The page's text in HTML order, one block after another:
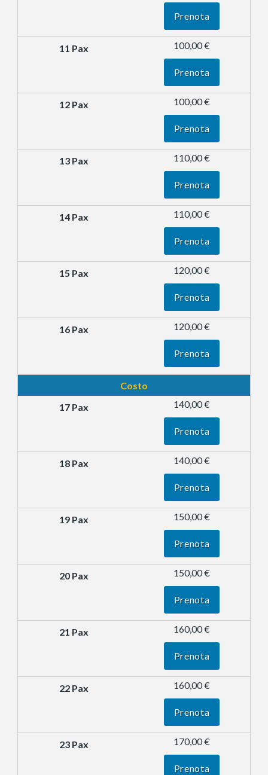
Prenota
100,00 €
Prenota
100,00 €
Prenota
110,00 €
Prenota
110,00 €
Prenota
120,00 €
Prenota
120,00 €
Prenota
Costo
140,00 €
Prenota
140,00 €
Prenota
150,00 €
Prenota
150,00 €
Prenota
160,00 €
Prenota
160,00 €
Prenota
170,00 €
Prenota